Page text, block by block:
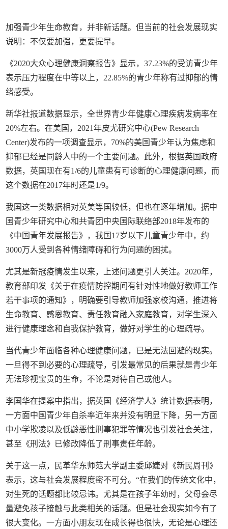
加强青少年生命教育，并非新话题。但当前的社会发展现实
说明：不仅要加强，更要提早。
《2020大众心理健康洞察报告》显示，37.23%的受访青少年
表示压力程度在中等以上，22.85%的青少年称有过抑郁的情
绪感受。
新华社报道数据显示，全世界青少年健康心理疾病发病率在
20%左右。在美国，2021年皮尤研究中心(Pew Research
Center)发布的一项调查显示，70%的美国青少年认为焦虑和
抑郁已经是同龄人中的一个主要问题。此外，根据英国政府
数据，英国现在有1/6的儿童患有可诊断的心理健康问题，而
这个数据在2017年时还是1/9。
我国这一类数据相对英美等国较低，但也在逐年增加。据中
国青少年研究中心和共青团中央国际联络部2018年发布的
《中国青年发展报告》，我国17岁以下儿童青少年中，约
3000万人受到各种情绪障碍和行为问题的困扰。
尤其是新冠疫情发生以来，上述问题更引人关注。2020年，
教育部印发《关于在疫情防控期间有针对性地做好教师工作
若干事项的通知》，明确要引导教师加强家校沟通，推进将
生命教育、感恩教育、责任教育融入家庭教育，对学生深入
进行健康理念和自我保护教育，做好对学生的心理疏导。
当代青少年面临各种心理健康问题，已是无法回避的现实。
一旦得不到必要的心理疏导，引发最常见的后果就是青少年
无法珍视宝贵的生命，不论是对待自己或他人。
李国华在提案中指出，据英国《经济学人》统计数据表明，
一方面中国青少年自杀率近年来并没有明显下降，另一方面
中小学欺凌以及低龄恶性刑事犯罪等情况也引发社会关注，
甚至《刑法》已修改降低了刑事责任年龄。
关于这一点，民革华东师范大学副主委邱婕对《新民周刊》
表示，这与社会发展程度密不可分。“在我们的传统文化中，
对生死的话题都比较忌讳。尤其是在孩子年幼时，父母会尽
量避免孩子接触与此类相关的话题。但是社会现实如今有了
很大变化。一方面小朋友现在成长得也很快，无论是心理还